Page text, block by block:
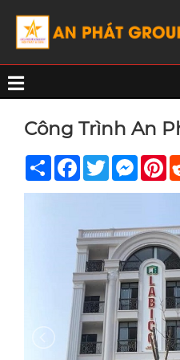
Công Trình An
Share Facebook
Twitter